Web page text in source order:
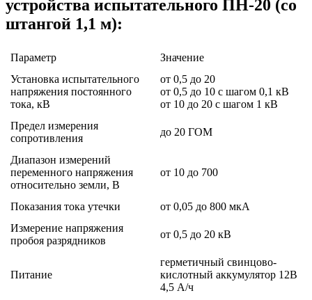
устройства испытательного ПН-20 (со
штангой 1,1 м):
Параметр
Значение
Установка испытательного
напряжения постоянного
тока, кВ
от 0,5 до 20
от 0,5 до 10 с шагом 0,1 кВ
от 10 до 20 с шагом 1 кВ
Предел измерения
сопротивления
до 20 ГОМ
Диапазон измерений
переменного напряжения
относительно земли, В
от 10 до 700
Показания тока утечки
от 0,05 до 800 мкА
Измерение напряжения
пробоя разрядников
от 0,5 до 20 кВ
Питание
герметичный свинцово-
кислотный аккумулятор 12В
4,5 А/ч